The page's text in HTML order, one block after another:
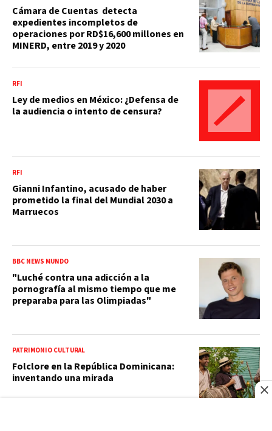
Cámara de Cuentas detecta
expedientes incompletos de
operaciones por RD$16,600 millones en
MINERD, entre 2019 y 2020
RFI
Ley de medios en México: ¿Defensa de
la audiencia o intento de censura?
RFI
Gianni Infantino, acusado de haber
prometido la final del Mundial 2030 a
Marruecos
BBC NEWS MUNDO
"Luché contra una adicción a la
pornografía al mismo tiempo que me
preparaba para las Olimpiadas"
PATRIMONIO CULTURAL
Folclore en la República Dominicana:
inventando una mirada